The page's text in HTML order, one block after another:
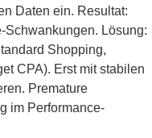
Daten ein. Resultat:
Schwankungen. Lösung:
Shopping,
CPA). Erst mit stabilen
Premature
im Performance-